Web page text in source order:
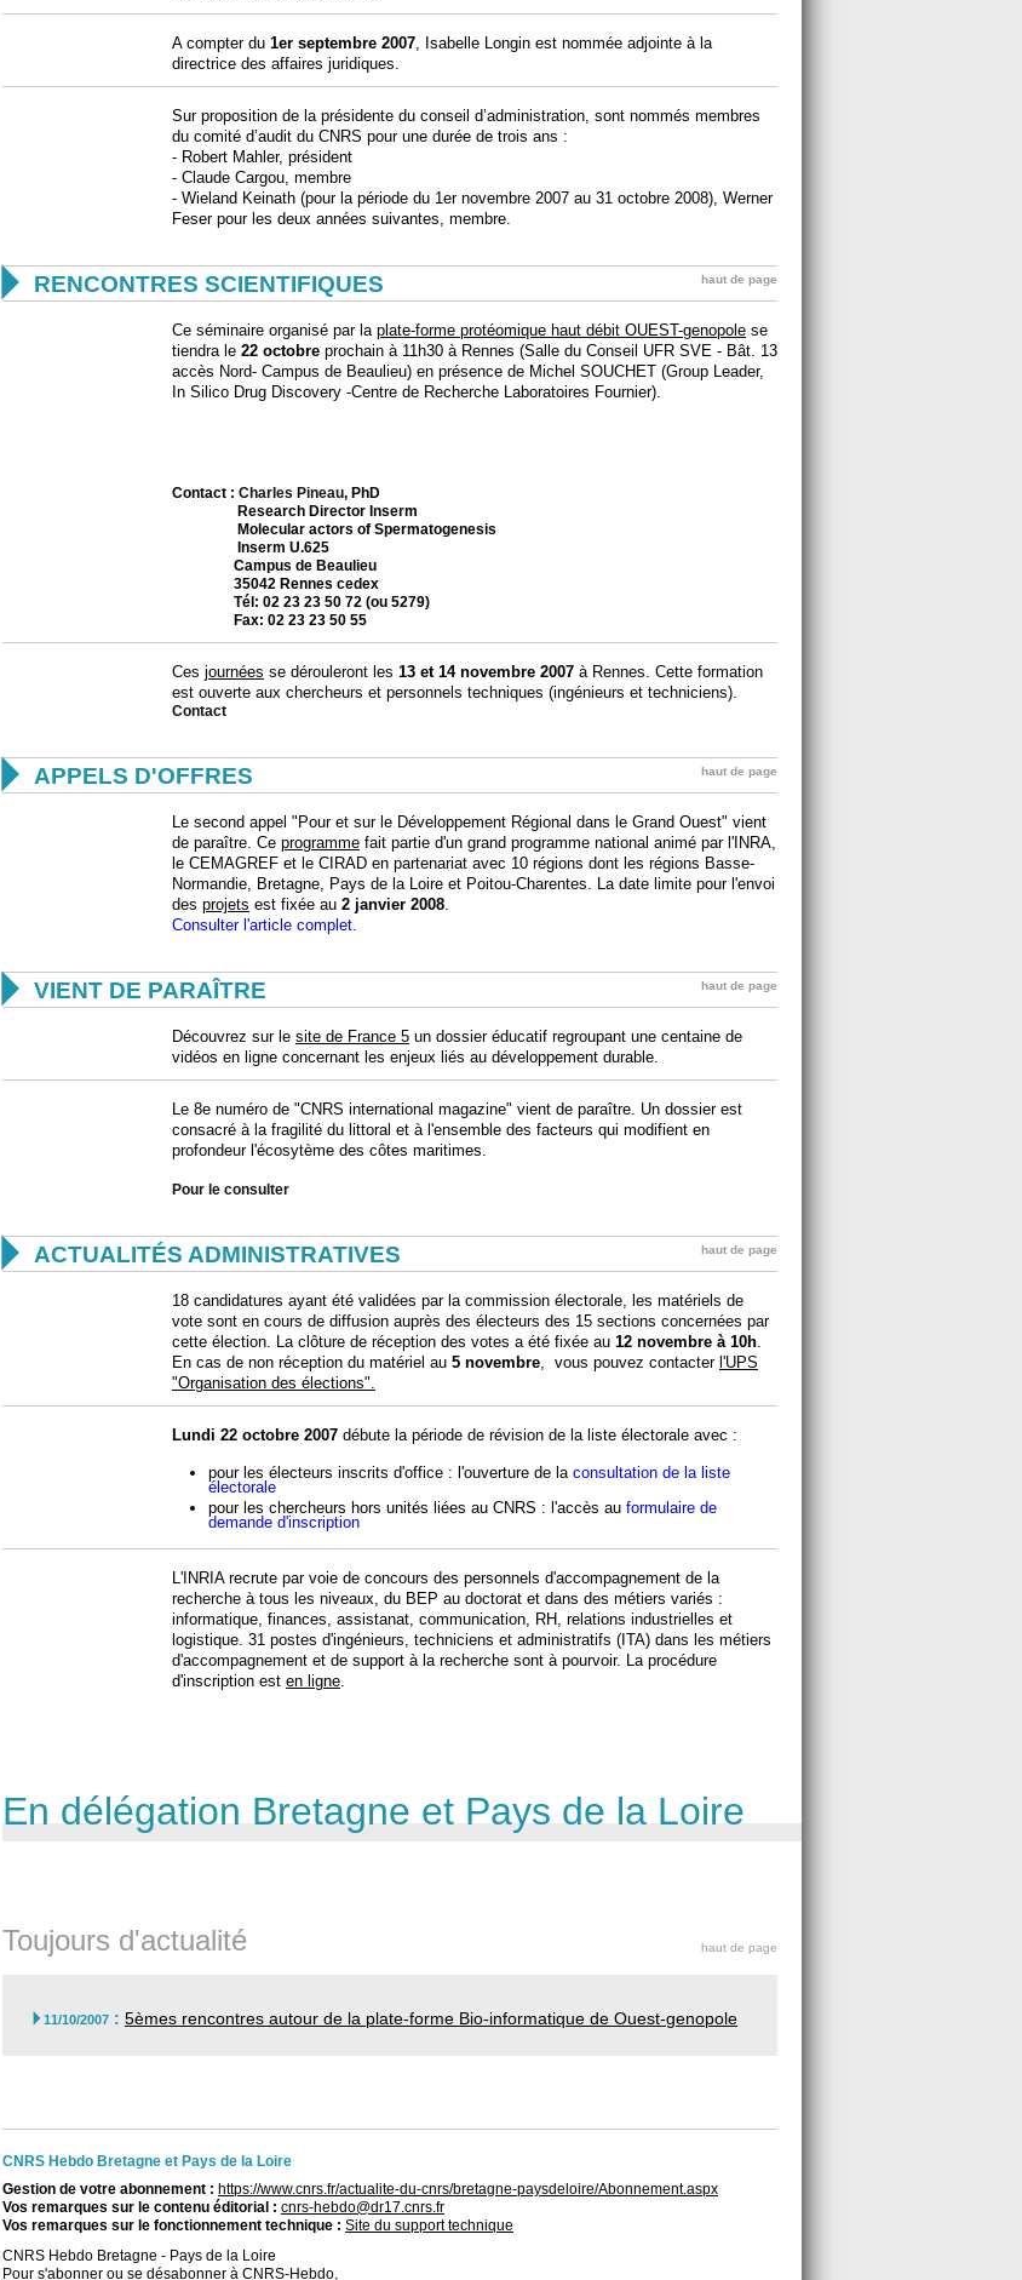
A compter du 1er septembre 2007, Isabelle Longin est nommée adjointe à la
directrice des affaires juridiques.
Sur proposition de la présidente du conseil d’administration, sont nommés membres
du comité d’audit du CNRS pour une durée de trois ans :
- Robert Mahler, président
- Claude Cargou, membre
- Wieland Keinath (pour la période du 1er novembre 2007 au 31 octobre 2008), Werner
Feser pour les deux années suivantes, membre.
 RENCONTRES SCIENTIFIQUES haut de page
Ce séminaire organisé par la plate-forme protéomique haut débit OUEST-genopole se
tiendra le 22 octobre prochain à 11h30 à Rennes (Salle du Conseil UFR SVE - Bât. 13
accès Nord- Campus de Beaulieu) en présence de Michel SOUCHET (Group Leader,
In Silico Drug Discovery -Centre de Recherche Laboratoires Fournier).
Contact : Charles Pineau, PhD
Research Director Inserm
Molecular actors of Spermatogenesis
Inserm U.625
Campus de Beaulieu
35042 Rennes cedex
Tél: 02 23 23 50 72 (ou 5279)
Fax: 02 23 23 50 55
Ces journées se dérouleront les 13 et 14 novembre 2007 à Rennes. Cette formation
est ouverte aux chercheurs et personnels techniques (ingénieurs et techniciens).
Contact
 APPELS D'OFFRES haut de page
Le second appel "Pour et sur le Développement Régional dans le Grand Ouest" vient
de paraître. Ce programme fait partie d'un grand programme national animé par l'INRA,
le CEMAGREF et le CIRAD en partenariat avec 10 régions dont les régions Basse-
Normandie, Bretagne, Pays de la Loire et Poitou-Charentes. La date limite pour l'envoi
des projets est fixée au 2 janvier 2008.
Consulter l'article complet.
 VIENT DE PARAÎTRE haut de page
Découvrez sur le site de France 5 un dossier éducatif regroupant une centaine de
vidéos en ligne concernant les enjeux liés au développement durable.
Le 8e numéro de "CNRS international magazine" vient de paraître. Un dossier est
consacré à la fragilité du littoral et à l'ensemble des facteurs qui modifient en
profondeur l'écosytème des côtes maritimes.
Pour le consulter
 ACTUALITÉS ADMINISTRATIVES haut de page
18 candidatures ayant été validées par la commission électorale, les matériels de
vote sont en cours de diffusion auprès des électeurs des 15 sections concernées par
cette élection. La clôture de réception des votes a été fixée au 12 novembre à 10h.
En cas de non réception du matériel au 5 novembre, vous pouvez contacter l'UPS
"Organisation des élections".
Lundi 22 octobre 2007 débute la période de révision de la liste électorale avec :
pour les électeurs inscrits d'office : l'ouverture de la consultation de la liste
électorale
pour les chercheurs hors unités liées au CNRS : l'accès au formulaire de
demande d'inscription
L'INRIA recrute par voie de concours des personnels d'accompagnement de la
recherche à tous les niveaux, du BEP au doctorat et dans des métiers variés :
informatique, finances, assistanat, communication, RH, relations industrielles et
logistique. 31 postes d'ingénieurs, techniciens et administratifs (ITA) dans les métiers
d'accompagnement et de support à la recherche sont à pourvoir. La procédure
d'inscription est en ligne.
En délégation Bretagne et Pays de la Loire
Toujours d'actualité haut de page
11/10/2007 : 5èmes rencontres autour de la plate-forme Bio-informatique de Ouest-genopole
CNRS Hebdo Bretagne et Pays de la Loire
Gestion de votre abonnement : https://www.cnrs.fr/actualite-du-cnrs/bretagne-paysdeloire/Abonnement.aspx
Vos remarques sur le contenu éditorial : cnrs-hebdo@dr17.cnrs.fr
Vos remarques sur le fonctionnement technique : Site du support technique
CNRS Hebdo Bretagne - Pays de la Loire
Pour s'abonner ou se désabonner à CNRS-Hebdo,